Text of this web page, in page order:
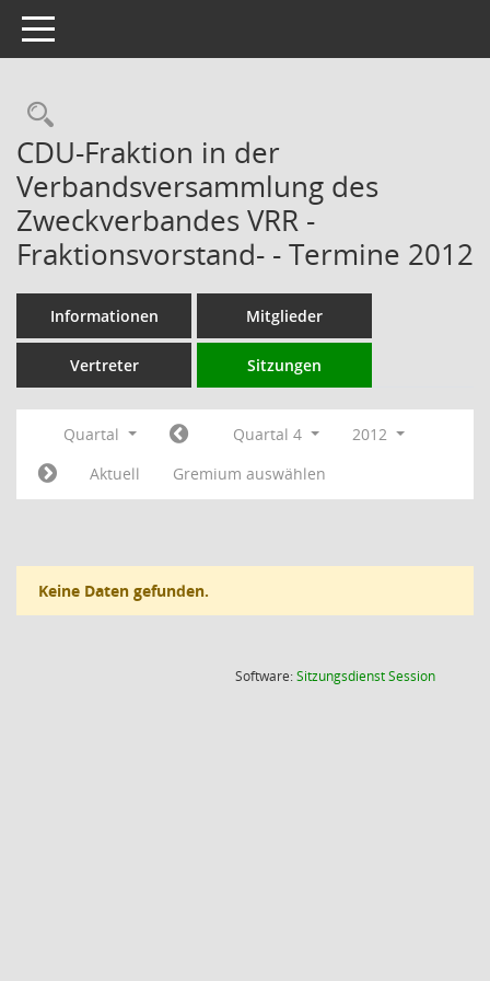
Toggle navigation
Rechercheauswahl
CDU-Fraktion in der
Verbandsversammlung des
Zweckverbandes VRR -
Fraktionsvorstand- - Termine 2012
Informationen Mitglieder
Vertreter Sitzungen
Quartal Quartal 4
2012
Aktuell
Gremium auswählen
Keine Daten gefunden.
Software:SitzungsdienstSession(Wird in